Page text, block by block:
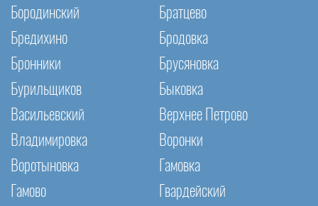
Бородинский
Братцево
Бредихино
Бродовка
Бронники
Брусяновка
Бурильщиков
Быковка
Васильевский
Верхнее Петрово
Владимировка
Воронки
Воротыновка
Гамовка
Гамово
Гвардейский